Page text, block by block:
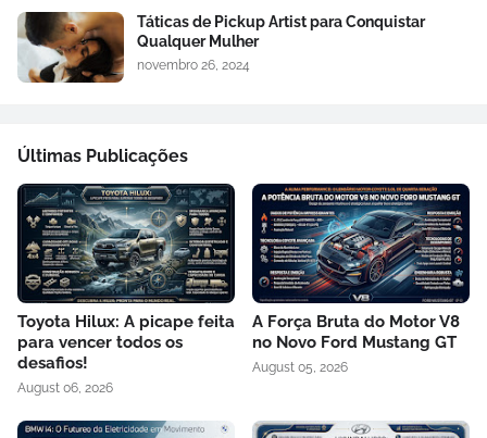
Táticas de Pickup Artist para Conquistar
Qualquer Mulher
novembro 26, 2024
Últimas Publicações
Toyota Hilux: A picape feita
para vencer todos os
desafios!
August 06, 2026
A Força Bruta do Motor V8
no Novo Ford Mustang GT
August 05, 2026